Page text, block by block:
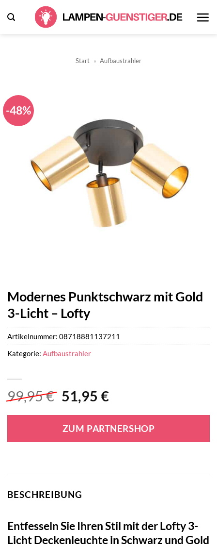
Inhalt
Start » Aufbaustrahler
-48%
Modernes Punktschwarz mit Gold
3-Licht – Lofty
99,95€ Ursprünglicher
war:
99,95 €
51,95 €Aktueller
ist:
51,95 €.
ZUM PARTNERSHOP
Artikelnummer: 08718881137211
Kategorie: Aufbaustrahler
BESCHREIBUNG
Entfesseln Sie Ihren Stil mit der Lofty 3-
Licht Deckenleuchte in Schwarz und Gold